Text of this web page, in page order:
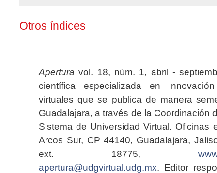
Otros índices
Apertura vol. 18, núm. 1, abril -
científica especializada en
virtuales que se publica de manera
Guadalajara, a través de la Coordinación
Sistema de Universidad Virtual. Oficinas
Arcos Sur, CP 44140, Guadalajara,
ext. 18775,
apertura@udgvirtual.udg.mx. Editor